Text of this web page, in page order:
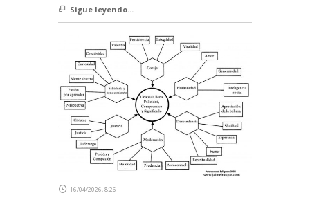
Sigue leyendo...
16/04/2026, 8:26